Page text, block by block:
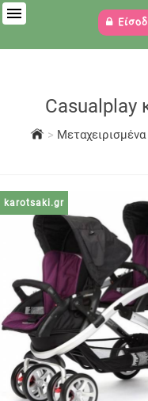
Casualplay
> Μεταχειρισμένα
karotsaki.gr